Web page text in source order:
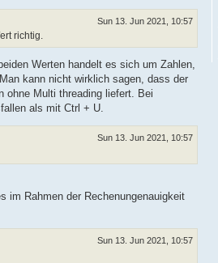
Sun 13. Jun 2021, 10:57
richtig.
Werten handelt es sich um Zahlen,
kann nicht wirklich sagen, dass der
ohne Multi threading liefert. Bei
als mit Ctrl + U.
Sun 13. Jun 2021, 10:57
im Rahmen der Rechenungenauigkeit
Sun 13. Jun 2021, 10:57